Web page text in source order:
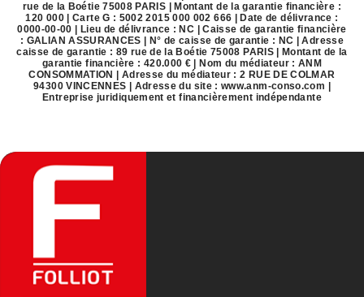
rue de la Boétie 75008 PARIS | Montant de la garantie financière :
120 000 | Carte G : 5002 2015 000 002 666 | Date de délivrance :
0000-00-00 | Lieu de délivrance : NC | Caisse de garantie financière
: GALIAN ASSURANCES | N° de caisse de garantie : NC | Adresse
caisse de garantie : 89 rue de la Boétie 75008 PARIS | Montant de la
garantie financière : 420.000 € | Nom du médiateur : ANM
CONSOMMATION | Adresse du médiateur : 2 RUE DE COLMAR
94300 VINCENNES | Adresse du site :www.anm-conso.com
Entreprise juridiquement et financièrement indépendante